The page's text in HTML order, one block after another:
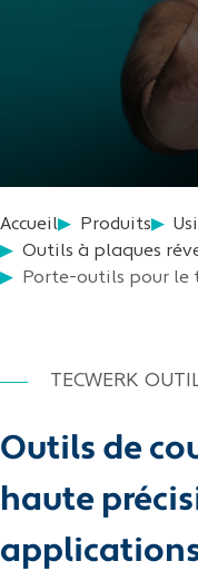
Accueil Produits
Outils à plaques
Porte-outils pour le
Outils de
haute
TECWERK